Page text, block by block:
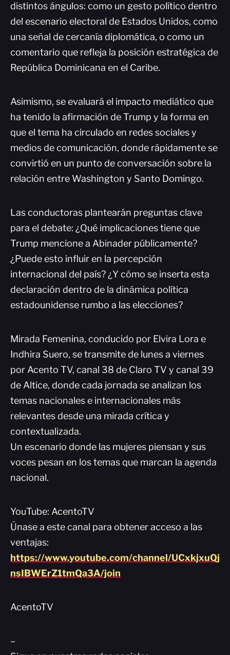
distintos ángulos: como un gesto político dentro
del escenario electoral de Estados Unidos, como
una señal de cercanía diplomática, o como un
comentario que refleja la posición estratégica de
República Dominicana en el Caribe.
Asimismo, se evaluará el impacto mediático que
ha tenido la afirmación de Trump y la forma en
que el tema ha circulado en redes sociales y
medios de comunicación, donde rápidamente se
convirtió en un punto de conversación sobre la
relación entre Washington y Santo Domingo.
Las conductoras plantearán preguntas clave
para el debate: ¿Qué implicaciones tiene que
Trump mencione a Abinader públicamente?
¿Puede esto influir en la percepción
internacional del país? ¿Y cómo se inserta esta
declaración dentro de la dinámica política
estadounidense rumbo a las elecciones?
Mirada Femenina, conducido por Elvira Lora e
Indhira Suero, se transmite de lunes a viernes
por Acento TV, canal 38 de Claro TV y canal 39
de Altice, donde cada jornada se analizan los
temas nacionales e internacionales más
relevantes desde una mirada crítica y
contextualizada.
Un escenario donde las mujeres piensan y sus
voces pesan en los temas que marcan la agenda
nacional.
YouTube: AcentoTV
Únase a este canal para obtener acceso a las
ventajas:
https://www.youtube.com/channel/UCxkjxuQj
nsIBWErZ1tmQa3A/join
AcentoTV
–